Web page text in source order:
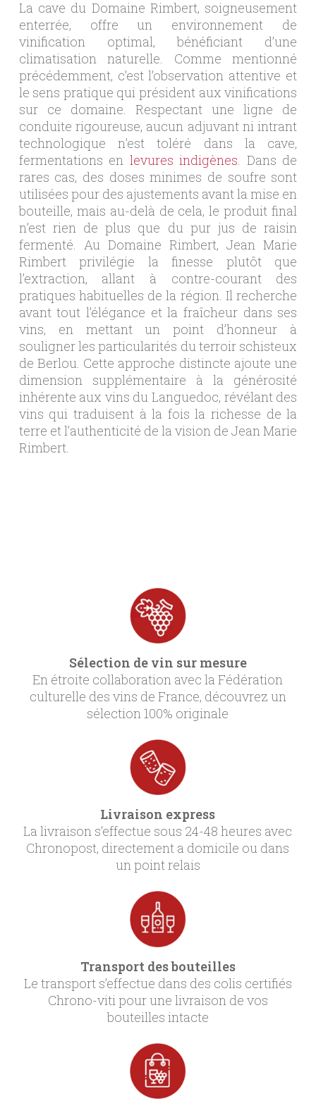
La cave du Domaine Rimbert, soigneusement
enterrée, offre un environnement de
vinification optimal, bénéficiant d’une
climatisation naturelle. Comme mentionné
précédemment, c’est l’observation attentive et
le sens pratique qui président aux vinifications
sur ce domaine. Respectant une ligne de
conduite rigoureuse, aucun adjuvant ni intrant
technologique n’est toléré dans la cave,
fermentations en levures indigènes. Dans de
rares cas, des doses minimes de soufre sont
utilisées pour des ajustements avant la mise en
bouteille, mais au-delà de cela, le produit final
n’est rien de plus que du pur jus de raisin
fermenté. Au Domaine Rimbert, Jean Marie
Rimbert privilégie la finesse plutôt que
l’extraction, allant à contre-courant des
pratiques habituelles de la région. Il recherche
avant tout l’élégance et la fraîcheur dans ses
vins, en mettant un point d’honneur à
souligner les particularités du terroir schisteux
de Berlou. Cette approche distincte ajoute une
dimension supplémentaire à la générosité
inhérente aux vins du Languedoc, révélant des
vins qui traduisent à la fois la richesse de la
terre et l’authenticité de la vision de Jean Marie
Rimbert.
Sélection de vin sur mesure
En étroite collaboration avec la Fédération
culturelle des vins de France, découvrez un
sélection 100% originale
Livraison express
La livraison s’effectue sous 24-48 heures avec
Chronopost, directement a domicile ou dans
un point relais
Transport des bouteilles
Le transport s’effectue dans des colis certifiés
Chrono-viti pour une livraison de vos
bouteilles intacte